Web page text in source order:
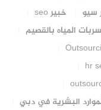
سيو
خبير seo
المياه بالقصيم
hr
البشرية في دبي